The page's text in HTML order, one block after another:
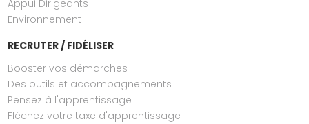
Appui Dirigeants
Environnement
RECRUTER / FIDÉLISER
Booster vos démarches
Des outils et accompagnements
Pensez à l'apprentissage
Fléchez votre taxe d'apprentissage